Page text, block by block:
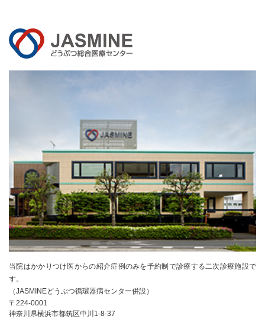
当院はかかりつけ医からの紹介症例のみを予約制で診療する二次診療施設で
す。
（JASMINEどうぶつ循環器病センター併設）
〒224-0001
神奈川県横浜市都筑区中川1-8-37